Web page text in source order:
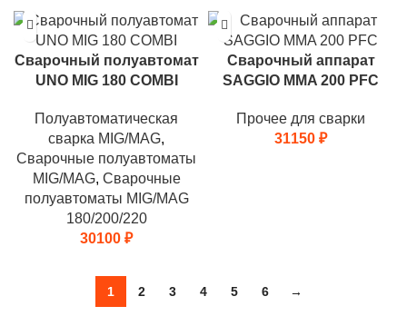
Сварочный полуавтомат
UNO MIG 180 COMBI
Полуавтоматическая
сварка MIG/MAG,
Сварочные полуавтоматы
MIG/MAG, Сварочные
полуавтоматы MIG/MAG
180/200/220
30100 ₽
Сварочный аппарат
SAGGIO MMA 200 PFC
Прочее для сварки
31150 ₽
1 2 3 4 5 6 →